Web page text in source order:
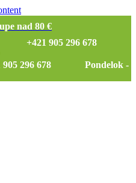
nad 80 €
+421 905 296 678
905 296 678 Pondelok -